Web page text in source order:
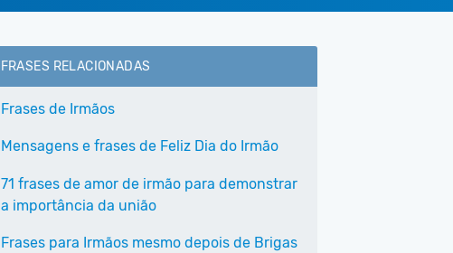
FRASES RELACIONADAS
Frases de Irmãos
Mensagens e frases de Feliz Dia do Irmão
71 frases de amor de irmão para demonstrar
a importância da união
Frases para Irmãos mesmo depois de Brigas